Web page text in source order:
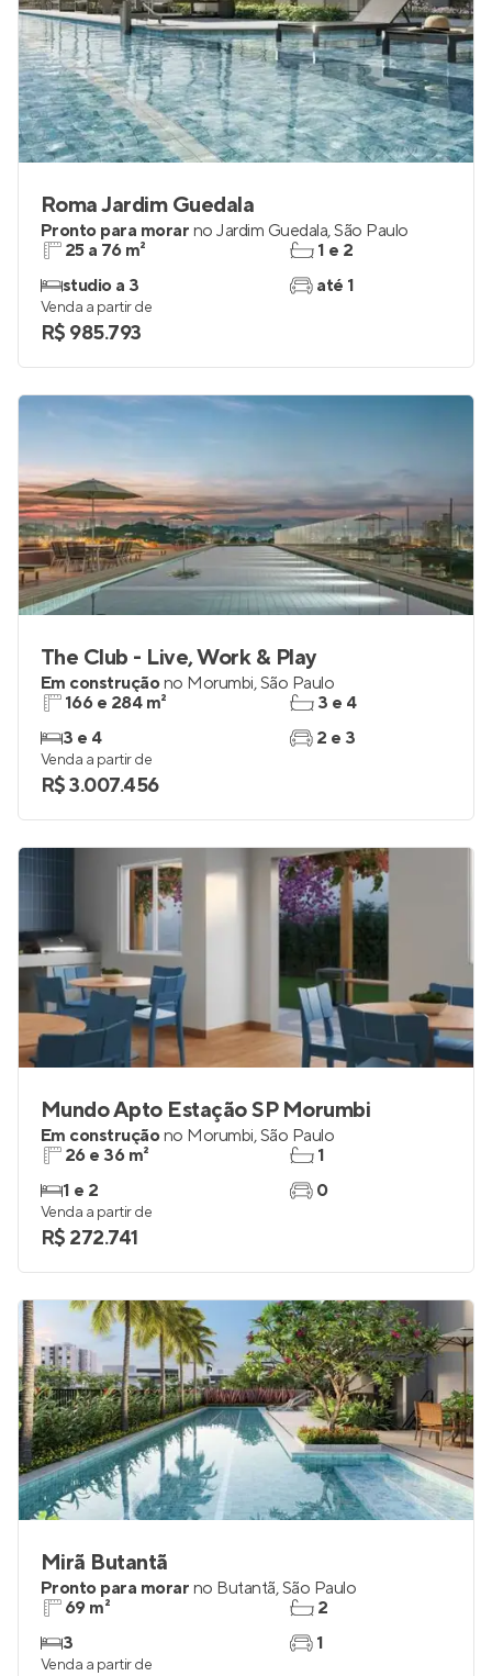
Roma Jardim Guedala
Pronto para morar no Jardim Guedala,São Paulo
25 a 76 m²
studio a 3
1 e 2
até 1
Venda a partir de
R$ 985.793
The Club - Live, Work & Play
Em construçãono Morumbi,São Paulo
166 e 284 m²
3 e 4
3 e 4
2 e 3
Venda a partir de
R$ 3.007.456
Mundo Apto Estação SP Morumbi
Em construçãono Morumbi,São Paulo
26 e 36 m²
1 e 2
1
0
Venda a partir de
R$ 272.741
Mirã Butantã
Pronto para morar no Butantã,São Paulo
69 m²
3
2
1
Venda a partir de